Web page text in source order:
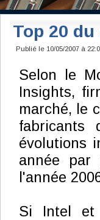
Top 20
Publié le 10/05/2007 à
Selon le
Insights,
marché, le
fabricants
évolutions
année par
l'année
Si Intel et